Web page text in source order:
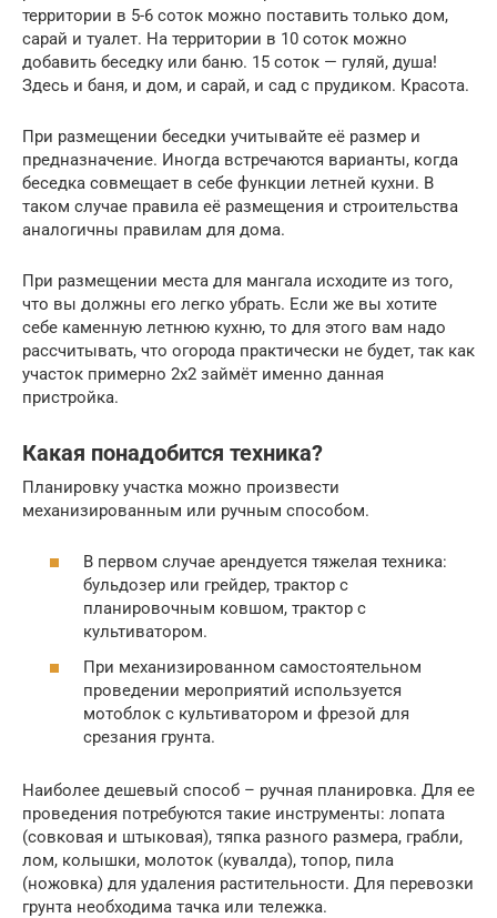
территории в 5-6 соток можно поставить только дом,
сарай и туалет. На территории в 10 соток можно
добавить беседку или баню. 15 соток — гуляй, душа!
Здесь и баня, и дом, и сарай, и сад с прудиком. Красота.
При размещении беседки учитывайте её размер и
предназначение. Иногда встречаются варианты, когда
беседка совмещает в себе функции летней кухни. В
таком случае правила её размещения и строительства
аналогичны правилам для дома.
При размещении места для мангала исходите из того,
что вы должны его легко убрать. Если же вы хотите
себе каменную летнюю кухню, то для этого вам надо
рассчитывать, что огорода практически не будет, так как
участок примерно 2х2 займёт именно данная
пристройка.
Какая понадобится техника?
Планировку участка можно произвести
механизированным или ручным способом.
В первом случае арендуется тяжелая техника:
бульдозер или грейдер, трактор с
планировочным ковшом, трактор с
культиватором.
При механизированном самостоятельном
проведении мероприятий используется
мотоблок с культиватором и фрезой для
срезания грунта.
Наиболее дешевый способ – ручная планировка. Для ее
проведения потребуются такие инструменты: лопата
(совковая и штыковая), тяпка разного размера, грабли,
лом, колышки, молоток (кувалда), топор, пила
(ножовка) для удаления растительности. Для перевозки
грунта необходима тачка или тележка.